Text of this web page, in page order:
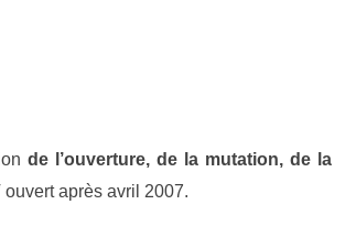
de l’ouverture, de la mutation, de la
ouvert après avril 2007.